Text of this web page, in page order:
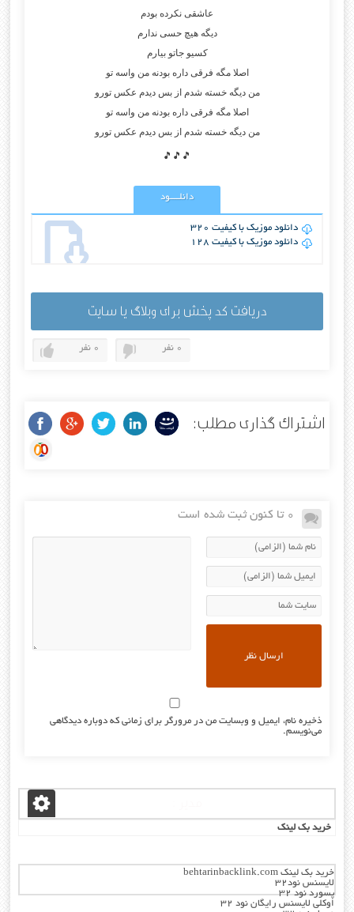
عاشقی نکرده بودم
دیگه هیچ حسی ندارم
کسیو جاتو بیارم
اصلا مگه فرقی داره بودنه من واسه تو
من دیگه خسته شدم از بس دیدم عکس تورو
اصلا مگه فرقی داره بودنه من واسه تو
من دیگه خسته شدم از بس دیدم عکس تورو
🎵🎵🎵
دانلــــود
دانلود موزیک با کیفیت 320
دانلود موزیک با کیفیت 128
دریافت کد پخش برای وبلاگ یا سایت
0 نفر 0 نفر
اشتراک گذاری مطلب:
0 تا کنون ثبت شده است
ذخیره نام، ایمیل و وبسایت من در مرورگر برای زمانی که دوباره دیدگاهی
می‌نویسم.
خرید بک لینک
خرید بک لینک behtarinbacklink.com
لایسنس نود32
پسورد نود 32
اوکلی لایسنس رایگان نود 32